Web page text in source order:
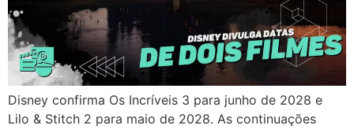
Disney confirma Os Incríveis 3 para junho de 2028 e
Lilo & Stitch 2 para maio de 2028. As continuações